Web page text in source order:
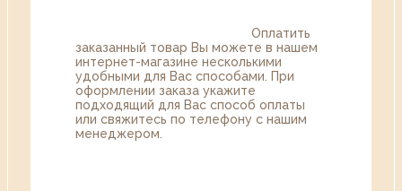
Оплатить
заказанный товар Вы можете в нашем
интернет-магазине несколькими
удобными для Вас способами. При
оформлении заказа укажите
подходящий для Вас способ оплаты
или свяжитесь по телефону с нашим
менеджером.